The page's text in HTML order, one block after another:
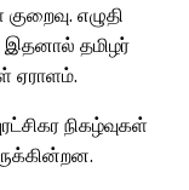
எழுதி
இதனால் தமிழர்
ஏராளம்.
நிகழ்வுகள்